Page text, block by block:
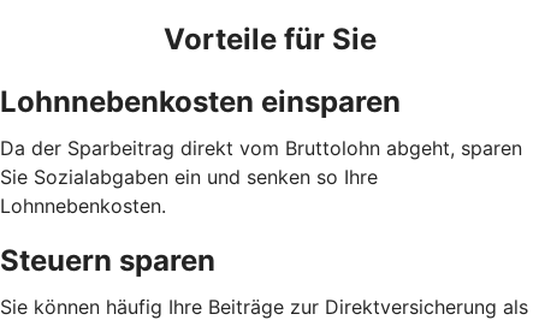
Vorteile für Sie
Lohnnebenkosten einsparen
Da der Sparbeitrag direkt vom Bruttolohn abgeht, sparen
Sie Sozialabgaben ein und senken so Ihre
Lohnnebenkosten.
Steuern sparen
Sie können häufig Ihre Beiträge zur Direktversicherung als